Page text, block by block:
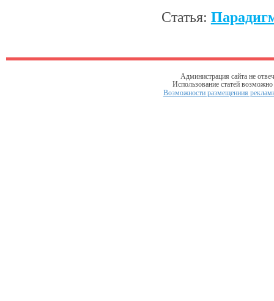
Статья:
Администрация сайта не
Использование статей
Возможности размещениия